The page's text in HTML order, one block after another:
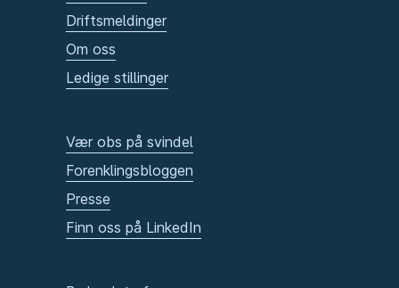
Driftsmeldinger
Om oss
Ledige stillinger
Vær obs på svindel
Forenklingsbloggen
Presse
Finn oss på LinkedIn